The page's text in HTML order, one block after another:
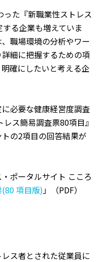
た『新職業性ストレス
る企業も増えていま
職場環境の分析やワー
細に把握するための項
確にしたいと考える企
必要な健康経営度調査
ス簡易調査票80項目』
の2項目の回答結果が
ポータルサイト こころ
項目版) 」（PDF）
ス者とされた従業員に